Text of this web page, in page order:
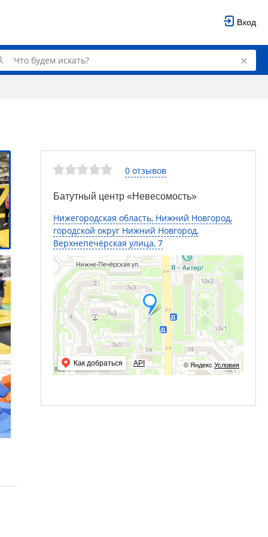
Вход
0 отзывов
Батутный центр «Невесомость»
Нижегородская область, Нижний Новгород,
городской округ Нижний Новгород,
Верхнепечёрская улица, 7
© Яндекс Условия
Как добраться API